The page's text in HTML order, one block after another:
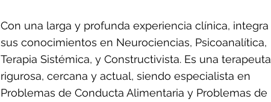
Con una larga y profunda experiencia clínica, integra
sus conocimientos en Neurociencias, Psicoanalítica,
Terapia Sistémica, y Constructivista. Es una terapeuta
rigurosa, cercana y actual, siendo especialista en
Problemas de Conducta Alimentaria y Problemas de